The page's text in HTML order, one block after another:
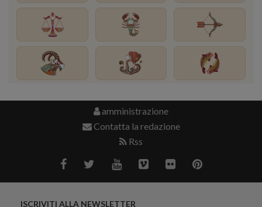
amministrazione
Contatta la redazione
Rss
ISCRIVITI ALLA NEWSLETTER